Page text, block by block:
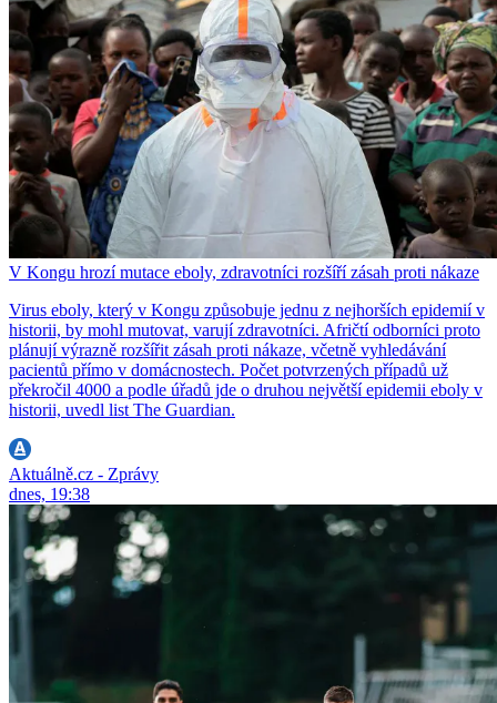
V Kongu hrozí mutace eboly, zdravotníci rozšíří zásah proti nákaze
Virus eboly, který v Kongu způsobuje jednu z nejhorších epidemií v
historii, by mohl mutovat, varují zdravotníci. Afričtí odborníci proto
plánují výrazně rozšířit zásah proti nákaze, včetně vyhledávání
pacientů přímo v domácnostech. Počet potvrzených případů už
překročil 4000 a podle úřadů jde o druhou největší epidemii eboly v
historii, uvedl list The Guardian.
Aktuálně.cz - Zprávy
dnes, 19:38